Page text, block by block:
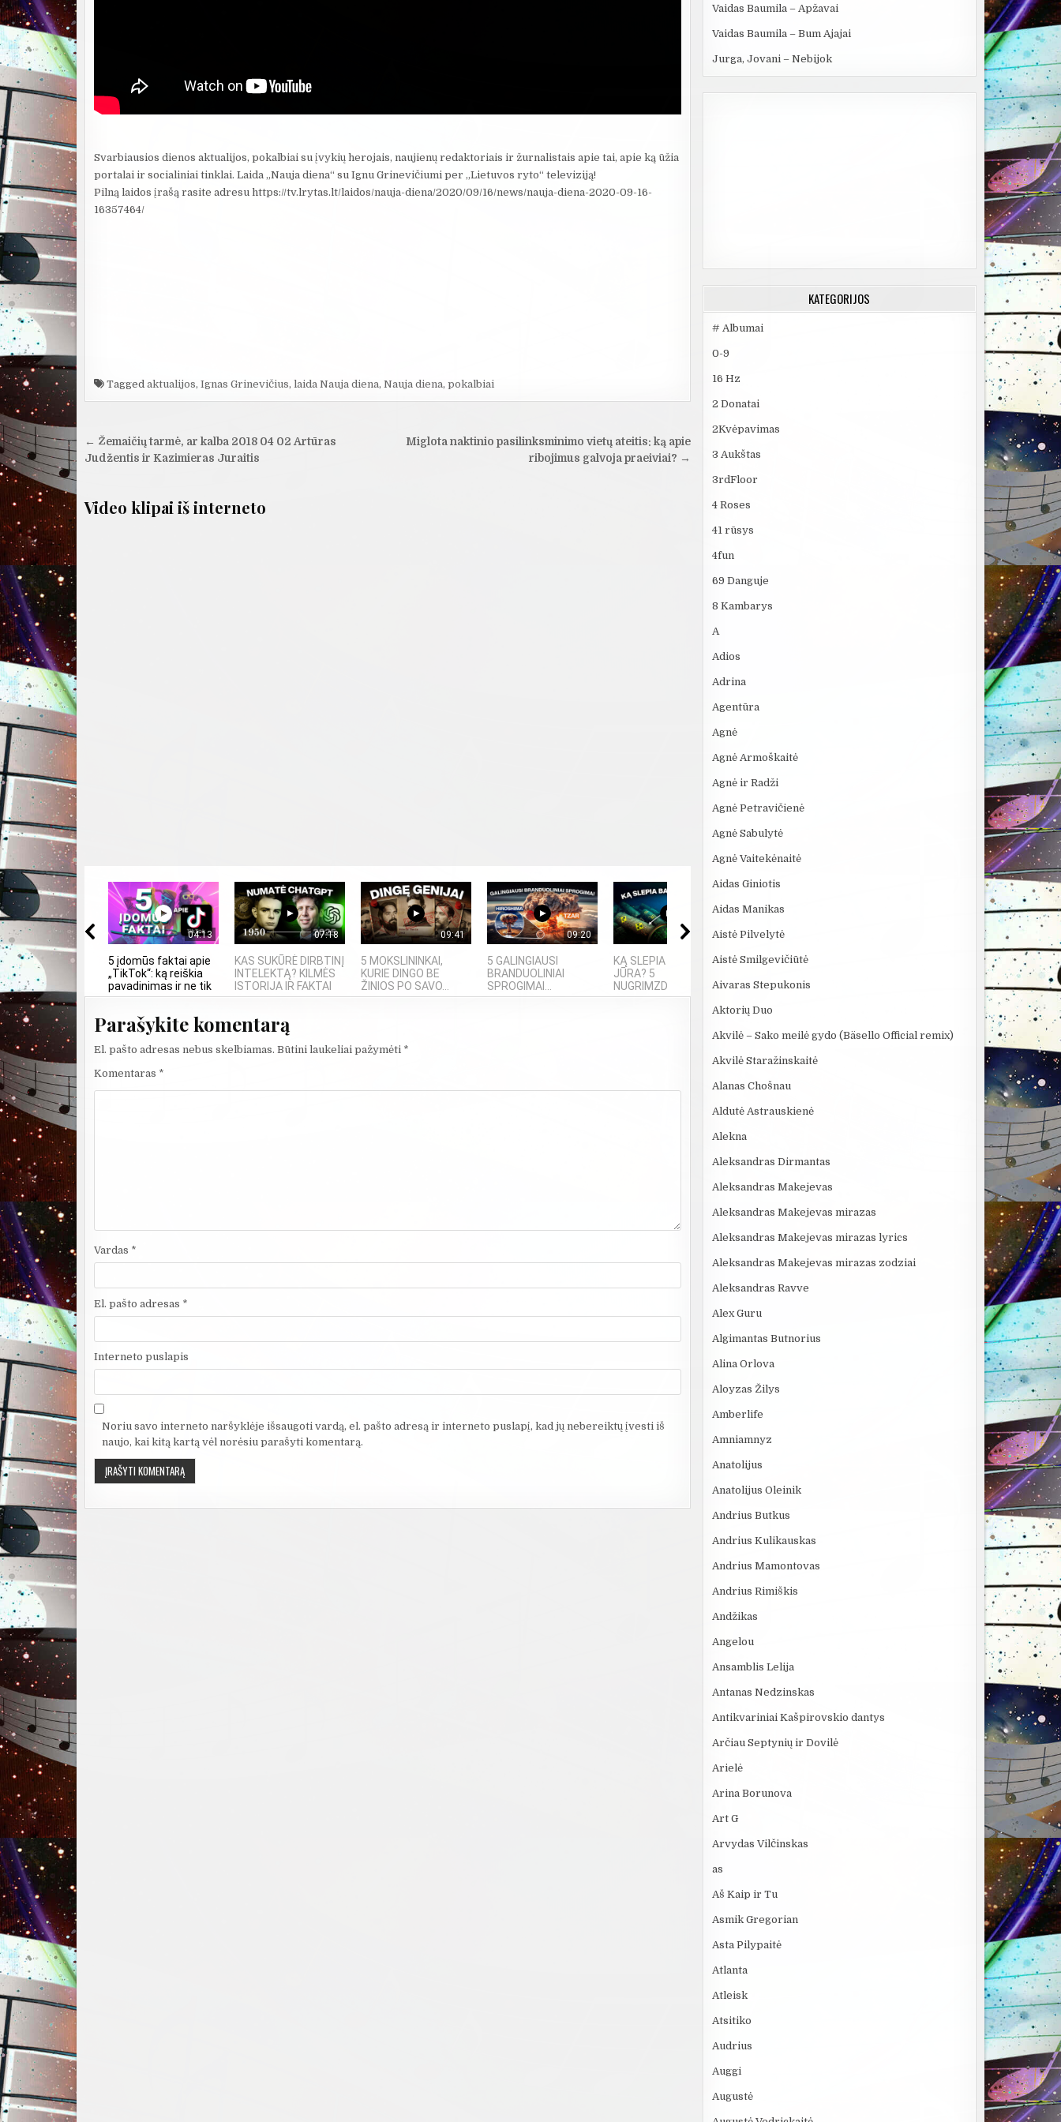
Svarbiausios dienos aktualijos, pokalbiai su įvykių herojais, naujienų redaktoriais ir žurnalistais apie tai, apie ką ūžia
portalai ir socialiniai tinklai. Laida „Nauja diena“ su Ignu Grinevičiumi per „Lietuvos ryto“ televiziją!​
Pilną laidos įrašą rasite adresu https://tv.lrytas.lt/laidos/nauja-diena/2020/09/16/news/nauja-diena-2020-09-16-
16357464/
Tagged aktualijos, Ignas Grinevičius, laida Nauja diena, Nauja diena, pokalbiai
Navigacija
tarp
Miglota naktinio pasilinksminimo vietų ateitis: ką apie
ribojimus galvoja praeiviai? →
← Žemaičių tarmė, ar kalba 2018 04 02 Artūras
Judžentis ir Kazimieras Juraitis
Video klipai iš interneto
04:13
5 įdomūs faktai apie
„TikTok“: ką reiškia
pavadinimas ir ne tik
07:18
KAS SUKŪRĖ DIRBTINĮ
INTELEKTĄ? KILMĖS
ISTORIJA IR FAKTAI
09:41
5 MOKSLININKAI,
KURIE DINGO BE
ŽINIOS PO SAVO...
09:20
5 GALINGIAUSI
BRANDUOLINIAI
SPROGIMAI...
06:39
KĄ SLEPIA BALTIJOS
JŪRA? 5
NUGRIMZDUSIOS...
KAS IŠRADO
MOKSLININKAI,...
KAMUOLINIS
MĮSLINGA
PASLAPTIS
Parašykite komentarą
El. pašto adresas nebus skelbiamas. Būtini laukeliai pažymėti *
Komentaras *
Vardas *
El. pašto adresas *
Interneto puslapis
Noriu savo interneto naršyklėje išsaugoti vardą, el. pašto adresą ir interneto puslapį, kad jų nebereiktų įvesti iš
naujo, kai kitą kartą vėl norėsiu parašyti komentarą.
Vaidas Baumila – Apžavai
Vaidas Baumila – Bum Ajajai
Jurga, Jovani – Nebijok
KATEGORIJOS
# Albumai
0-9
16 Hz
2 Donatai
2Kvėpavimas
3 Aukštas
3rdFloor
4 Roses
41 rūsys
4fun
69 Danguje
8 Kambarys
A
Adios
Adrina
Agentūra
Agnė
Agnė Armoškaitė
Agnė ir Radži
Agnė Petravičienė
Agnė Sabulytė
Agnė Vaitekėnaitė
Aidas Giniotis
Aidas Manikas
Aistė Pilvelytė
Aistė Smilgevičiūtė
Aivaras Stepukonis
Aktorių Duo
Akvilė – Sako meilė gydo (Bäsello Official remix)
Akvilė Staražinskaitė
Alanas Chošnau
Aldutė Astrauskienė
Alekna
Aleksandras Dirmantas
Aleksandras Makejevas
Aleksandras Makejevas mirazas
Aleksandras Makejevas mirazas lyrics
Aleksandras Makejevas mirazas zodziai
Aleksandras Ravve
Alex Guru
Algimantas Butnorius
Alina Orlova
Aloyzas Žilys
Amberlife
Amniamnyz
Anatolijus
Anatolijus Oleinik
Andrius Butkus
Andrius Kulikauskas
Andrius Mamontovas
Andrius Rimiškis
Andžikas
Angelou
Ansamblis Lelija
Antanas Nedzinskas
Antikvariniai Kašpirovskio dantys
Arčiau Septynių ir Dovilė
Arielė
Arina Borunova
Art G
Arvydas Vilčinskas
as
Aš Kaip ir Tu
Asmik Gregorian
Asta Pilypaitė
Atlanta
Atleisk
Atsitiko
Audrius
Auggi
Augustė